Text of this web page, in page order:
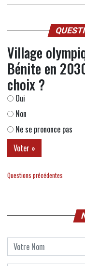
Village
Bénite en
choix ?
Oui
Non
Ne se prononce pas
Questions précédentes